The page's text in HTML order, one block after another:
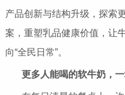
产品创新与结构升级，探索
案，重塑乳品健康价值，让
向“全民日常”。
更多人能喝的软牛奶，